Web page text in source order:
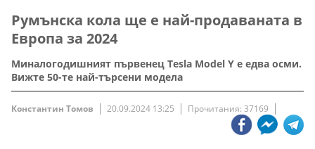
Румънска кола ще е най-продаваната в
Европа за 2024
Миналогодишният първенец Tesla Model Y е едва осми.
Вижте 50-те най-търсени модела
Константин Томов 20.09.2024 13:25 Прочитания: 37169